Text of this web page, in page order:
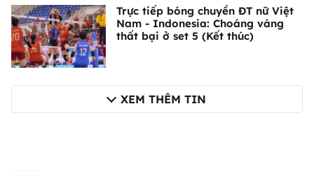
Trực tiếp bóng chuyền ĐT nữ Việt
Nam - Indonesia: Choáng váng
thất bại ở set 5 (Kết thúc)
XEM THÊM TIN